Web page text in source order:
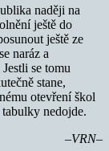
naději na
ještě do
ještě ze
naráz a
se tomu
stane,
otevření škol
nedojde.
–VRN–